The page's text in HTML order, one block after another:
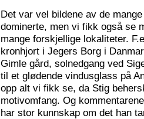
Det var vel bildene av de
dominerte, men vi fikk også se
mange forskjellige lokaliteter.
kronhjort i Jegers Borg i
Gimle gård, solnedgang ved
til et glødende vindusglass på
opp alt vi fikk se, da Stig
motivomfang. Og
har stor kunnskap om det han